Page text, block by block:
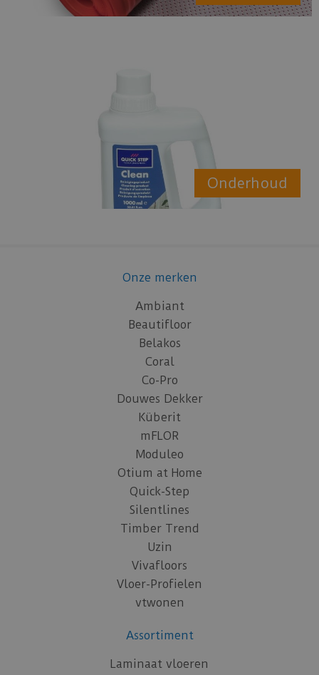
Onderhoud
Onze merken
Ambiant
Beautifloor
Belakos
Coral
Co-Pro
Douwes Dekker
Küberit
mFLOR
Moduleo
Otium at Home
Quick-Step
Silentlines
Timber Trend
Uzin
Vivafloors
Vloer-Profielen
vtwonen
Assortiment
Laminaat vloeren